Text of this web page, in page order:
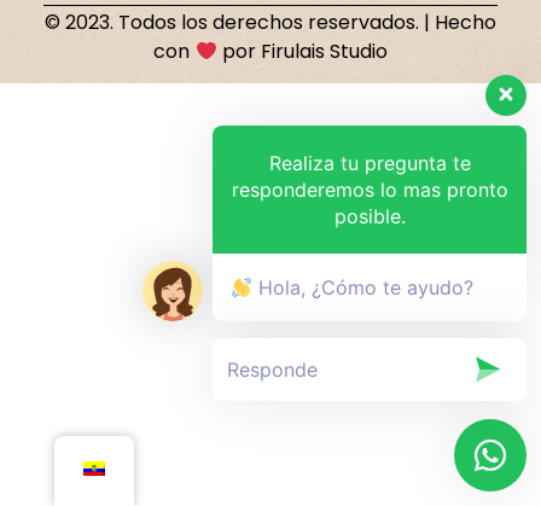
© 2023. Todos los derechos reservados. | Hecho
con
por Firulais Studio
Realiza tu pregunta te
responderemos lo mas pronto
posible.
Hola, ¿Cómo te ayudo?